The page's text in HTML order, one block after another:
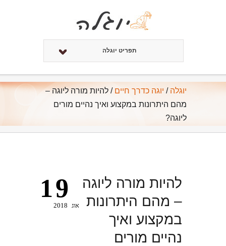
תפריט יוגלה
יוגלה / יוגה כדרך חיים / להיות מורה ליוגה –
מהם היתרונות במקצוע ואיך נהיים מורים
ליוגה?
להיות מורה ליוגה
– מהם היתרונות
במקצוע ואיך
נהיים מורים
19
אוג 2018